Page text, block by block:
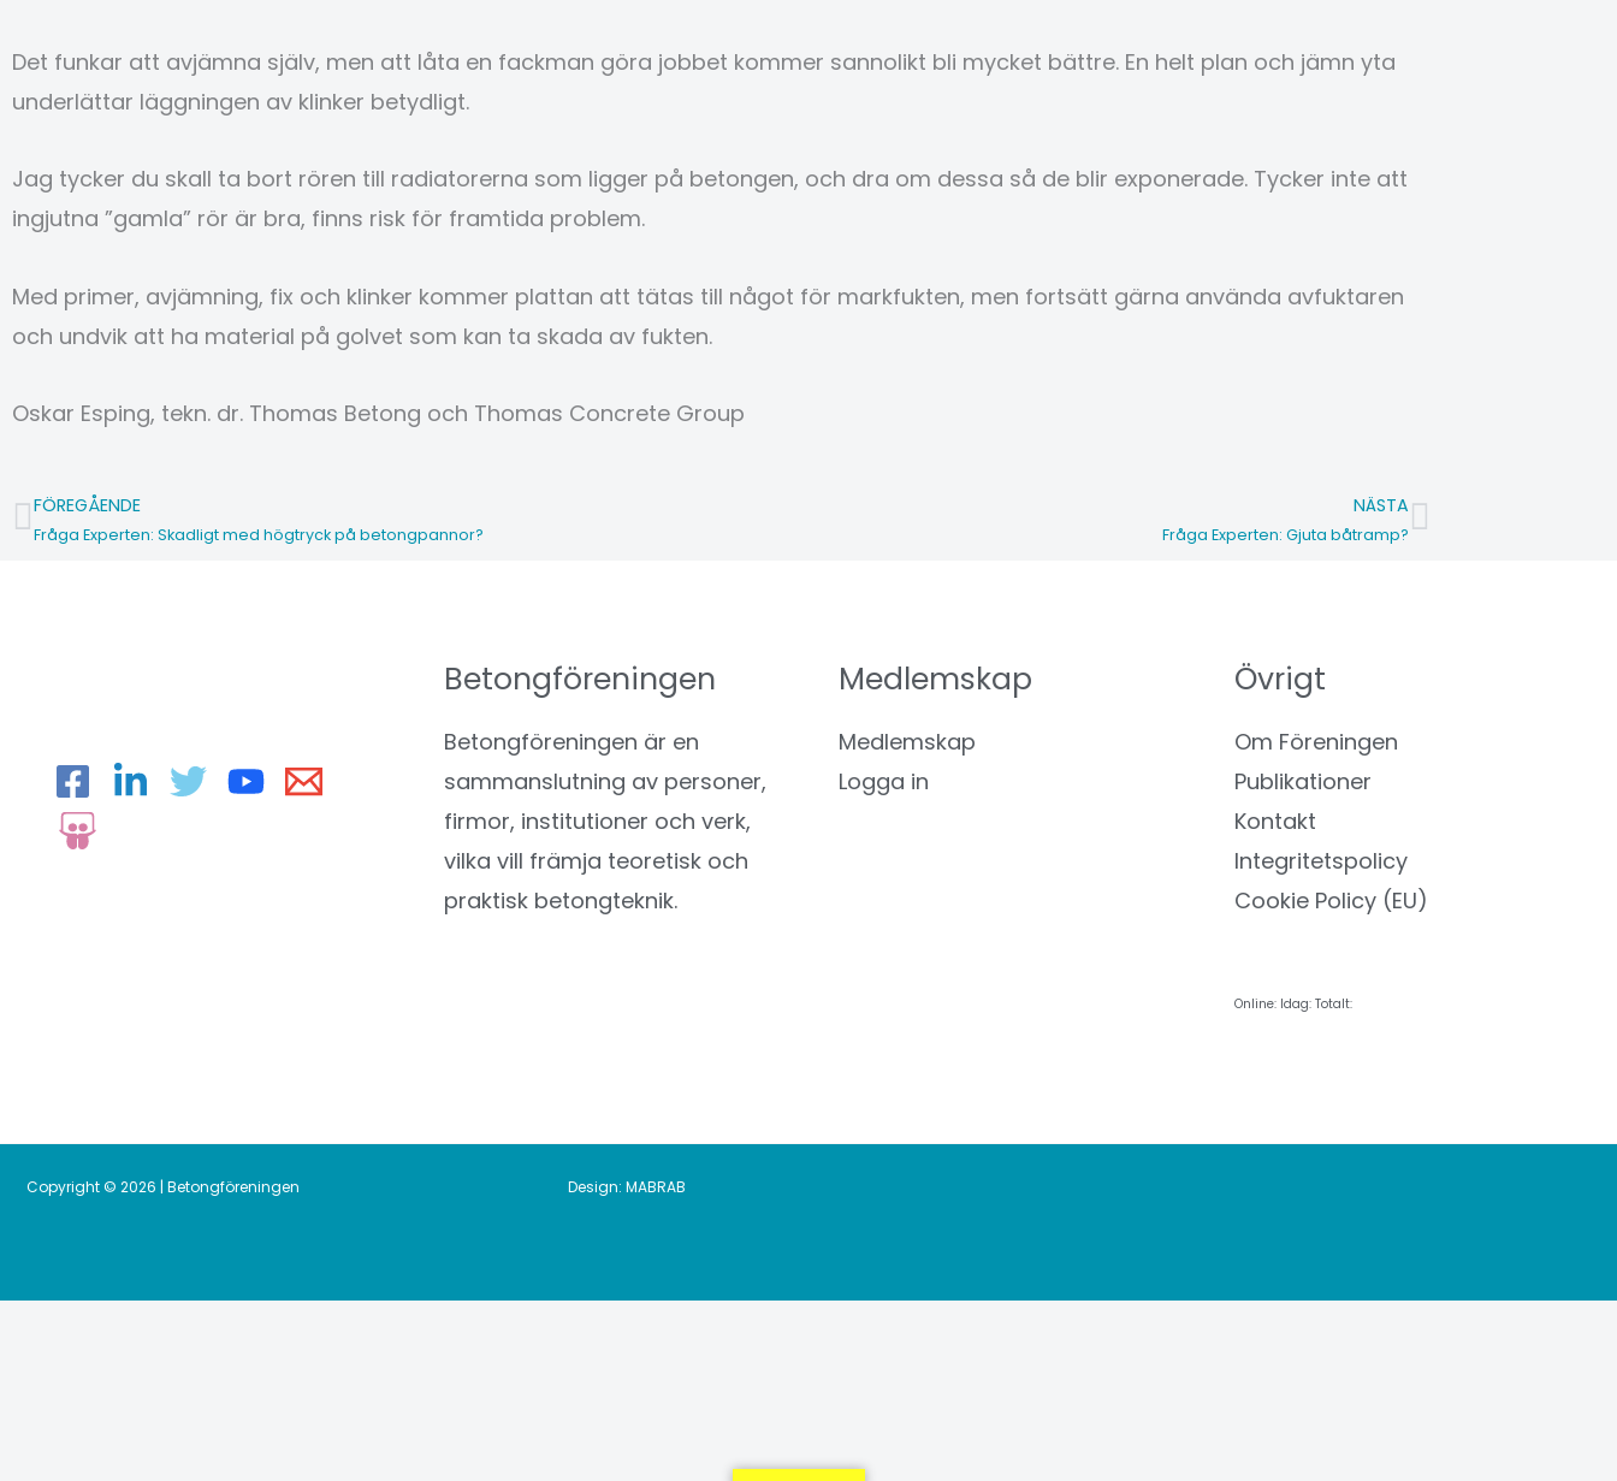
Det funkar att avjämna själv, men att låta en fackman göra jobbet kommer sannolikt bli mycket bättre. En helt plan och jämn yta
underlättar läggningen av klinker betydligt.
Jag tycker du skall ta bort rören till radiatorerna som ligger på betongen, och dra om dessa så de blir exponerade. Tycker inte att
ingjutna ”gamla” rör är bra, finns risk för framtida problem.
Med primer, avjämning, fix och klinker kommer plattan att tätas till något för markfukten, men fortsätt gärna använda avfuktaren
och undvik att ha material på golvet som kan ta skada av fukten.
Oskar Esping, tekn. dr. Thomas Betong och Thomas Concrete Group
Föregående
FÖREGÅENDE
Fråga Experten: Skadligt med högtryck på betongpannor?
NÄSTA
Fråga Experten: Gjuta båtramp? Nästa
Betongföreningen
Betongföreningen är en
sammanslutning av personer,
firmor, institutioner och verk,
vilka vill främja teoretisk och
praktisk betongteknik.
Medlemskap
Medlemskap
Logga in
Övrigt
Om Föreningen
Publikationer
Kontakt
Integritetspolicy
Cookie Policy (EU)
Online: Idag: Totalt:
Copyright © 2026 | Betongföreningen Design: MABRAB